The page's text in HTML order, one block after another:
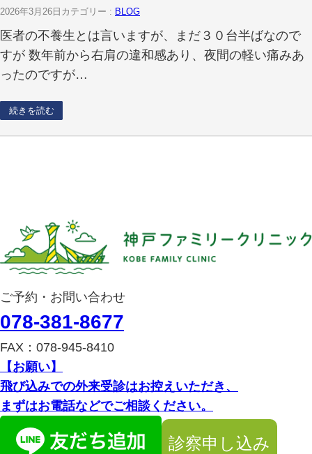
2026年3月26日 カテゴリー : BLOG
医者の不養生とは言いますが、まだ３０台半ばなので
すが 数年前から右肩の違和感あり、夜間の軽い痛みあ
ったのですが…
続きを読む
ご予約・お問い合わせ
078-381-8677
FAX：078-945-8410
【お願い】
飛び込みでの外来受診はお控えいただき、
まずはお電話などでご相談ください。
診察申し込み